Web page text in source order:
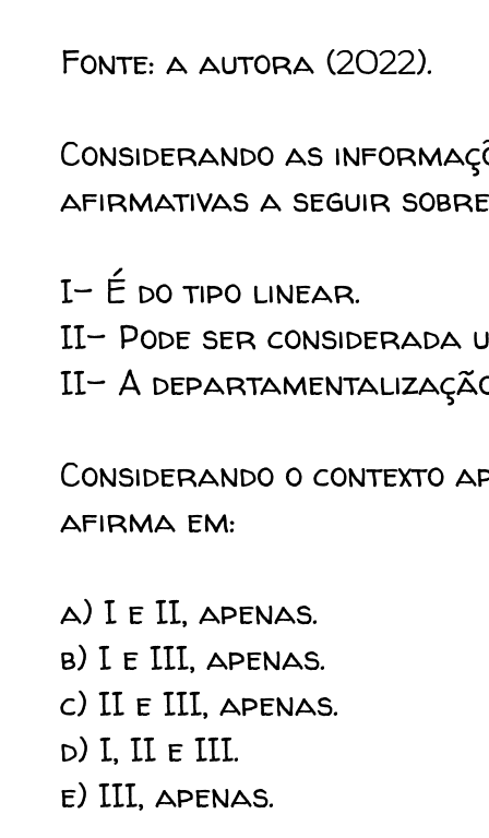
Fonte: a autora (2022).
Considerando as
afirmativas a seguir
I- É do tipo linear.
II- Pode ser considerada
II- A
Considerando o contexto
afirma em:
a) I e II, apenas.
b) I e III, apenas.
c) II e III, apenas.
d) I, II e III.
e) III, apenas.